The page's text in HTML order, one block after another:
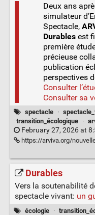
Deux ans
simulateur
Spectacle,
Durablesest
première
précieuse
publication
perspectives
Consulter
Consulter sa
spectacle ·
transition_écologique
·
February 27, 2026 at
https://arviva.org/
Durables
Vers la soutenabilité
spectacle vivant: un
écologie ·